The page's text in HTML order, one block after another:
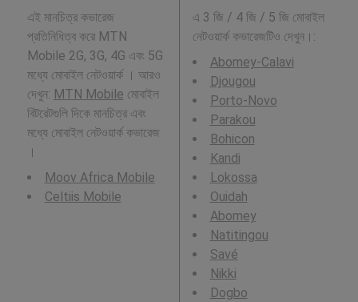
এই মানচিত্র কভারেজ
প্রতিনিধিত্ব করে MTN
Mobile 2G, 3G, 4G এবং 5G
মধ্যে মোবাইল নেটওয়ার্ক । আরও
দেখুন: MTN Mobile মোবাইল
বিটরেটগুলি দিকে মানচিত্র এবং
মধ্যে মোবাইল নেটওয়ার্ক কভারেজ
।
Moov Africa Mobile
Celtiis Mobile
এ 3 জি / 4 জি / 5 জি মোবাইল
নেটওয়ার্ক কভারেজটিও দেখুন।:
Abomey-Calavi
Djougou
Porto-Novo
Parakou
Bohicon
Kandi
Lokossa
Ouidah
Abomey
Natitingou
Savé
Nikki
Dogbo